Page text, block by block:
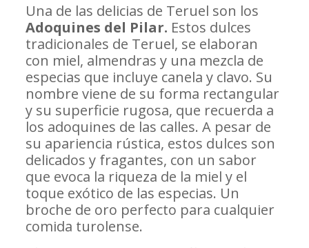
Una de las delicias de Teruel son los
Adoquines del Pilar. Estos dulces
tradicionales de Teruel, se elaboran
con miel, almendras y una mezcla de
especias que incluye canela y clavo. Su
nombre viene de su forma rectangular
y su superficie rugosa, que recuerda a
los adoquines de las calles. A pesar de
su apariencia rústica, estos dulces son
delicados y fragantes, con un sabor
que evoca la riqueza de la miel y el
toque exótico de las especias. Un
broche de oro perfecto para cualquier
comida turolense.